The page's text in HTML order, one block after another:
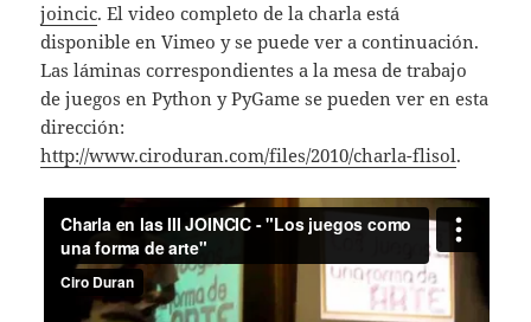
joincic. El video completo de la charla está
disponible en Vimeo y se puede ver a continuación.
Las láminas correspondientes a la mesa de trabajo
de juegos en Python y PyGame se pueden ver en esta
dirección:
http://www.ciroduran.com/files/2010/charla-flisol.